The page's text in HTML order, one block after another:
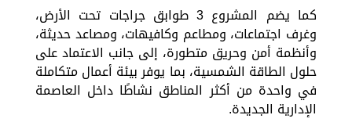
كما يضم المشروع 3 طوابق جراجات تحت الأرض،
وغرف اجتماعات، ومطاعم وكافيهات، ومصاعد حديثة،
وأنظمة أمن وحريق متطورة، إلى جانب الاعتماد على
حلول الطاقة الشمسية، بما يوفر بيئة أعمال متكاملة
في واحدة من أكثر المناطق نشاطًا داخل العاصمة
الإدارية الجديدة.